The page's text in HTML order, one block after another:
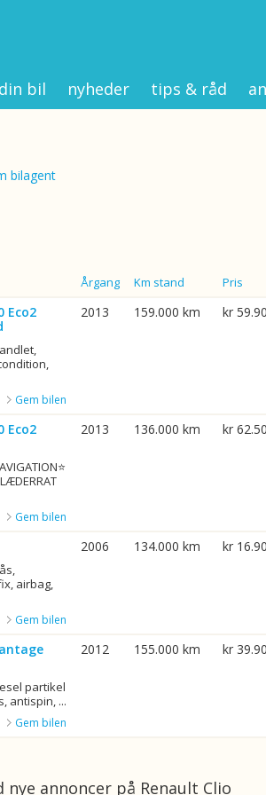
bil nyheder tips & råd
bilagent
Årgang Km stand Pris
Eco2
Gem bilen
2013 159.000 km kr
Eco2
LÆDERRAT
Gem bilen
2013 136.000 km kr
airbag,
Gem bilen
2006 134.000 km kr
partikel
antispin, ...
Gem bilen
2012 155.000 km kr
nye annoncer på Renault Clio